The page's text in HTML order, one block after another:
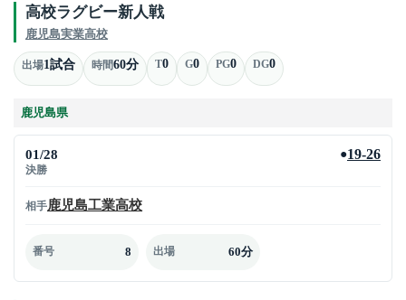
高校ラグビー新人戦
鹿児島実業高校
出場1試合 時間60分 T0 G0 PG0 DG0
鹿児島県
01/28
決勝
●19-26
相手鹿児島工業高校
番号 8 出場 60分